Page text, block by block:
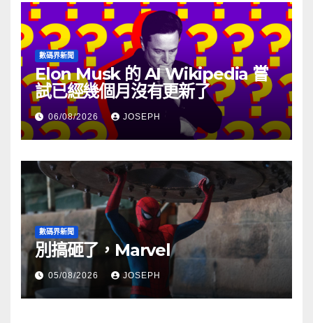
數碼界新聞
Elon Musk 的 AI Wikipedia 嘗
試已經幾個月沒有更新了
06/08/2026 JOSEPH
數碼界新聞
別搞砸了，Marvel
05/08/2026 JOSEPH